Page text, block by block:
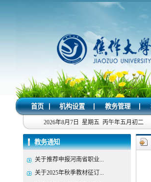
首页 | 机构设置 | 教务管理 |
2026年8月7日 星期五 丙午年五月初二
教务通知
关于推荐申报河南省职业...
关于2025年秋季教材征订...